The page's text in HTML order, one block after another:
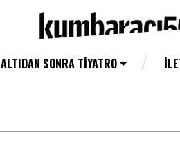
ALTIDAN SONRA TIYATRO